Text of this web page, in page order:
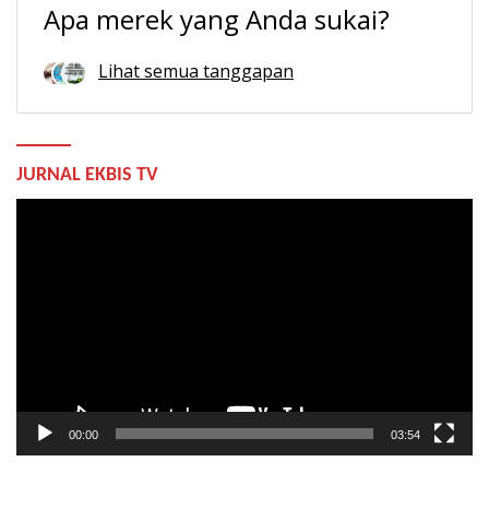
Apa merek yang Anda sukai?
Lihat semua tanggapan
JURNAL EKBIS TV
00:00 03:54